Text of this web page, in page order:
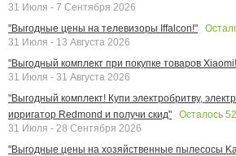
31 Июля - 7 Сентября 2026
"Выгодные цены на телевизоры Iffalcon!"
31 Июля - 13 Августа 2026
"Выгодный комплект при покупке товаров
31 Июля - 31 Августа 2026
"Выгодный комплект! Купи электробритву,
ирригатор Redmond и получи скид"
Осталось 52
31 Июля - 28 Сентября 2026
"Выгодные цены на хозяйственные пылесосы